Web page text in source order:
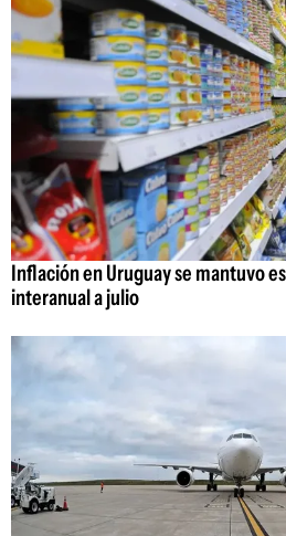
Inflación en Uruguay se mantuvo
interanual a julio